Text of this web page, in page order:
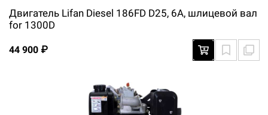
Двигатель Lifan Diesel 186FD D25, 6A, шлицевой вал
for 1300D
44 900 ₽